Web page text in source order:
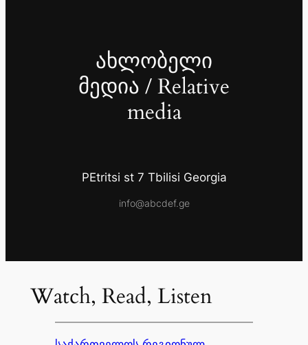
ახლობელი
მედია / Relative
media
PEtritsi st 7 Tbilisi Georgia
info@abcdef.ge
Watch, Read, Listen